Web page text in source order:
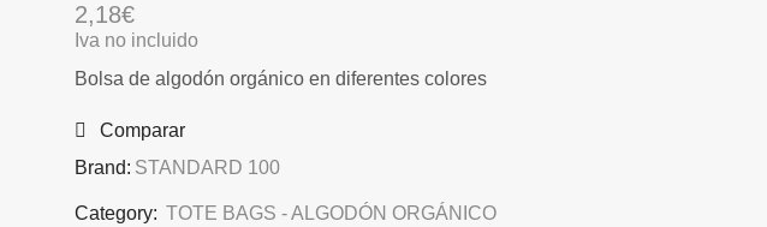
2,18€
Iva no incluido
Bolsa de algodón orgánico en diferentes colores
Comparar
Brand: STANDARD 100
Category: TOTE BAGS - ALGODÓN ORGÁNICO